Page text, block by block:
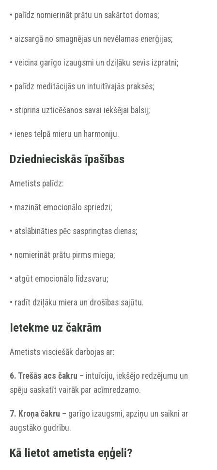
• palīdz nomierināt prātu un sakārtot domas;
• aizsargā no smagnējas un nevēlamas enerģijas;
• veicina garīgo izaugsmi un dziļāku sevis izpratni;
• palīdz meditācijās un intuitīvajās praksēs;
• stiprina uzticēšanos savai iekšējai balsij;
• ienes telpā mieru un harmoniju.
Dziednieciskās īpašības
Ametists palīdz:
• mazināt emocionālo spriedzi;
• atslābināties pēc saspringtas dienas;
• nomierināt prātu pirms miega;
• atgūt emocionālo līdzsvaru;
• radīt dziļāku miera un drošības sajūtu.
Ietekme uz čakrām
Ametists visciešāk darbojas ar:
6. Trešās acs čakru – intuīciju, iekšējo redzējumu un
spēju saskatīt vairāk par acīmredzamo.
7. Kroņa čakru – garīgo izaugsmi, apziņu un saikni ar
augstāko gudrību.
Kā lietot ametista eņģeli?